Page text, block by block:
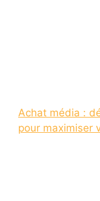
Achat média :
pour maximiser